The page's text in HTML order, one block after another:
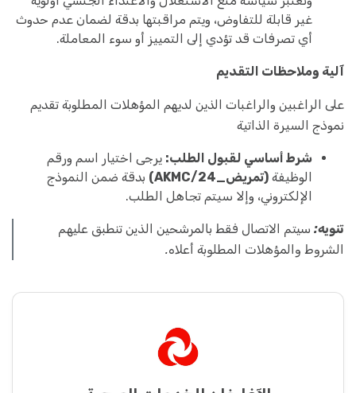
غير قابلة للتفاوض، ويتم مراقبتها بدقة لضمان عدم حدوث
أي تصرفات قد تؤدي إلى التمييز أو سوء المعاملة.
آلية وملاحظات التقديم
على الراغبين والراغبات الذين لديهم المؤهلات المطلوبة تقديم
نموذج السيرة الذاتية
شرط أساسي لقبول الطلب: يرجى اختيار اسم ورقم
الوظيفة (تمريض_AKMC/24)
بدقة ضمن النموذج
الإلكتروني، وإلا سيتم تجاهل الطلب.
تنويه: سيتم الاتصال فقط بالمرشحين الذين تنطبق عليهم
الشروط والمؤهلات المطلوبة أعلاه.